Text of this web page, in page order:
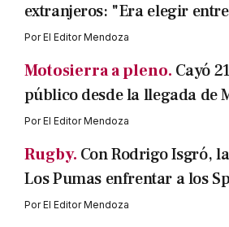
extranjeros: "Era elegir
PorEl Editor Mendoza
Motosierra a pleno. Cayó
público desde la llegada de
PorEl Editor Mendoza
Rugby. Con Rodrigo Isgró,
Los Pumas enfrentar a los
PorEl Editor Mendoza